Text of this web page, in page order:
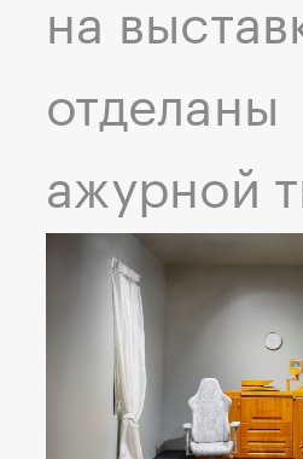
на
отделаны
ажурной